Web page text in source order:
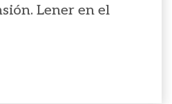
Lener en el